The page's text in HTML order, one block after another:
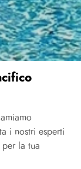
i nostri esperti
la tua